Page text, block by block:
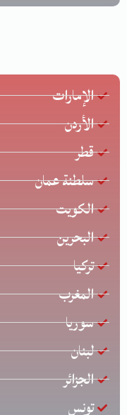
الإمارات
الأردن
قطر
سلطنة عمان
الكويت
البحرين
تركيا
المغرب
سوريا
لبنان
الجزائر
تونس